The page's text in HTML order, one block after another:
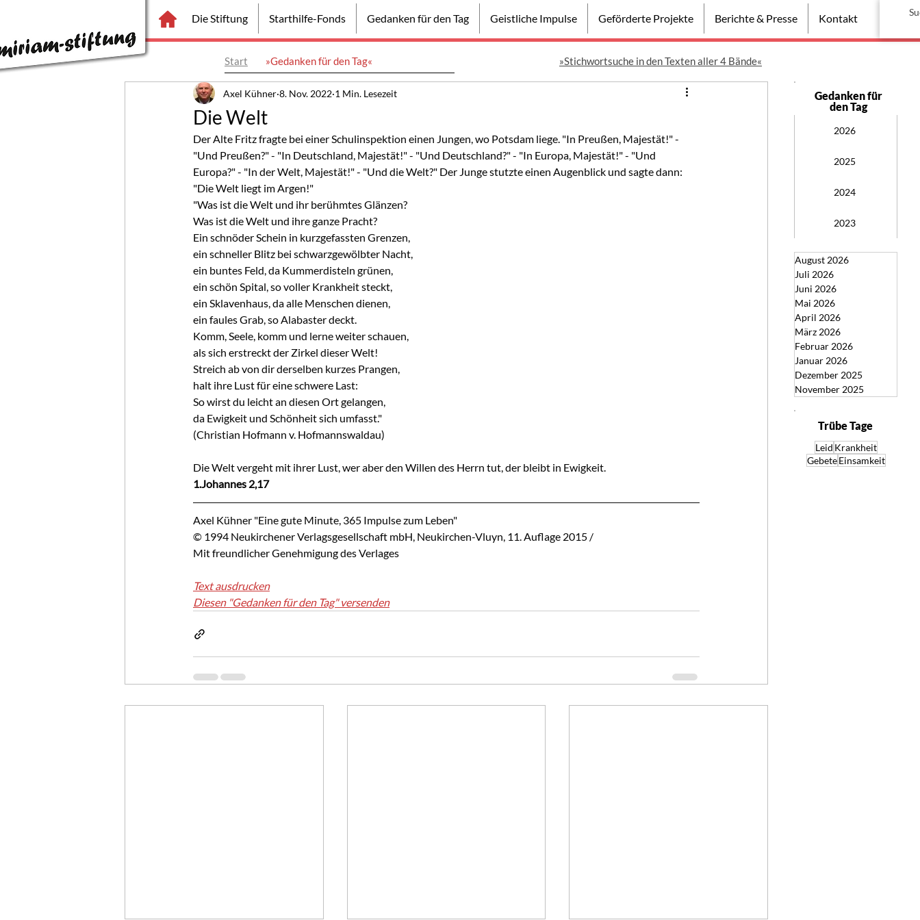
Die Stiftung Starthilfe-Fonds Gedanken für den Tag Geistliche Impulse Geförderte Projekte Berichte & Presse Kontakt
Start »Gedanken für den Tag«
Die Welt
Axel Kühner 8. Nov. 2022 1 Min. Lesezeit
Der Alte Fritz fragte bei einer Schulinspektion einen Jungen, wo Potsdam liege. "In Preußen, Majestät!" -
"Und Preußen?" - "In Deutschland, Majestät!" - "Und Deutschland?" - "In Europa, Majestät!" - "Und
Europa?" - "In der Welt, Majestät!" - "Und die Welt?" Der Junge stutzte einen Augenblick und sagte dann:
"Die Welt liegt im Argen!"
"Was ist die Welt und ihr berühmtes Glänzen?
Was ist die Welt und ihre ganze Pracht?
Ein schnöder Schein in kurzgefassten Grenzen,
ein schneller Blitz bei schwarzgewölbter Nacht,
ein buntes Feld, da Kummerdisteln grünen,
ein schön Spital, so voller Krankheit steckt,
ein Sklavenhaus, da alle Menschen dienen,
ein faules Grab, so Alabaster deckt.
Komm, Seele, komm und lerne weiter schauen,
als sich erstreckt der Zirkel dieser Welt!
Streich ab von dir derselben kurzes Prangen,
halt ihre Lust für eine schwere Last:
So wirst du leicht an diesen Ort gelangen,
da Ewigkeit und Schönheit sich umfasst."
(Christian Hofmann v. Hofmannswaldau)
Die Welt vergeht mit ihrer Lust, wer aber den Willen des Herrn tut, der bleibt in Ewigkeit.
1.Johannes 2,17
Axel Kühner "Eine gute Minute, 365 Impulse zum Leben"
© 1994 Neukirchener Verlagsgesellschaft mbH, Neukirchen-Vluyn, 11. Auflage 2015 /
Mit freundlicher Genehmigung des Verlages
Text ausdrucken
Diesen "Gedanken für den Tag" versenden
Gedanken für
den Tag
2026
2025
2024
2023
August 2026
Juli 2026
Juni 2026
Mai 2026
April 2026
März 2026
Februar 2026
Januar 2026
Dezember 2025
November 2025
»Stichwortsuche in den Texten aller 4 Bände«
Trübe Tage
Leid Krankheit
Gebete Einsamkeit